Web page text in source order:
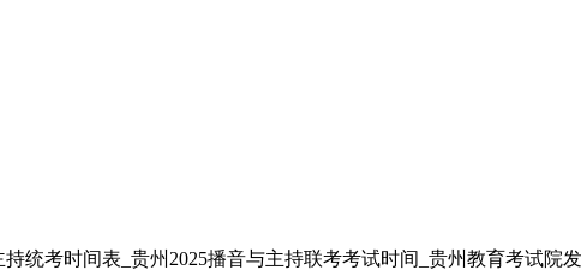
统考时间表_贵州2025播音与主持联考考试时间_贵州教育考试